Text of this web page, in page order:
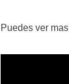
Puedes ver